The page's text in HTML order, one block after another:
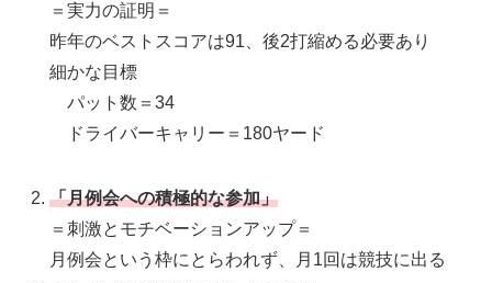
＝実力の証明＝
昨年のベストスコアは91、後2打縮める必要あり
細かな目標
パット数＝34
ドライバーキャリー＝180ヤード
「月例会への積極的な参加」
＝刺激とモチベーションアップ＝
月例会という枠にとらわれず、月1回は競技に出る